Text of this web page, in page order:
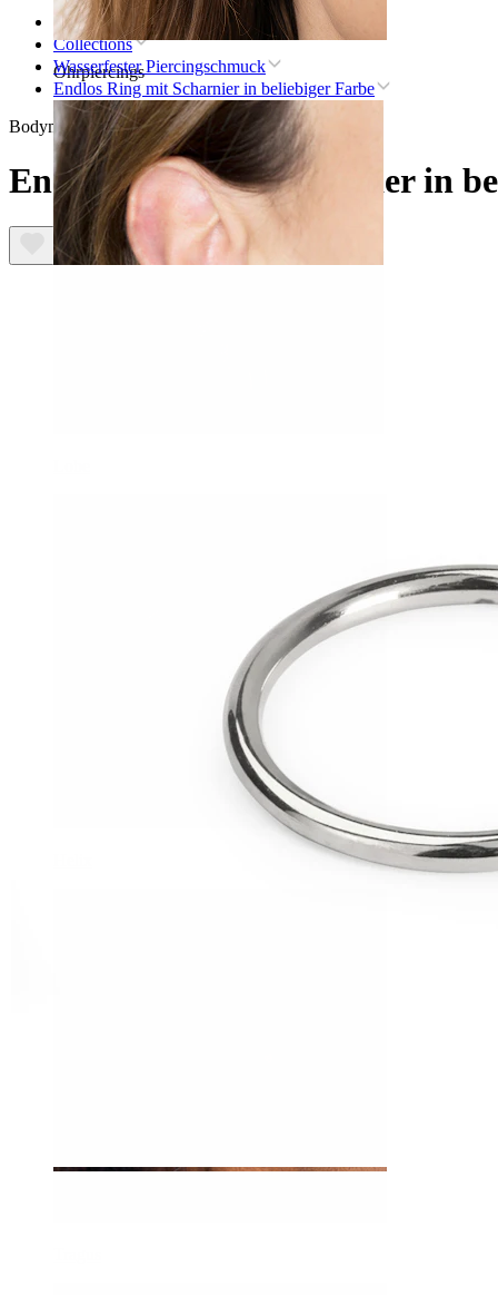
Ohrpiercings
Startseite
Collections
Wasserfester Piercingschmuck
Endlos Ring mit Scharnier in beliebiger Farbe
Bodymod Essentials
Endlos Ring mit Scharnier in